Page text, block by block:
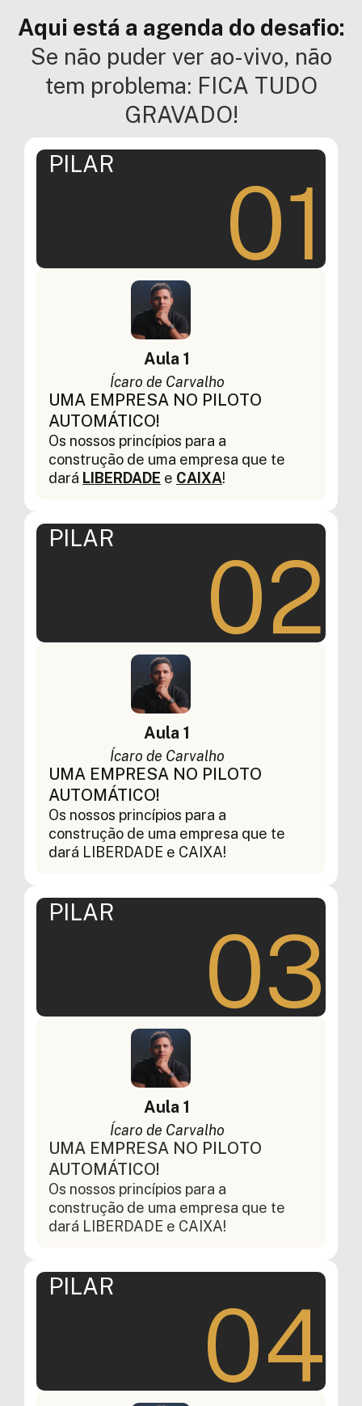
Aqui está a agenda do desafio:
Se não puder ver ao-vivo, não
tem problema: FICA TUDO
GRAVADO!
PILAR
01
Aula 1
Ícaro de Carvalho
UMA EMPRESA NO PILOTO
AUTOMÁTICO!
Os nossos princípios para a
construção de uma empresa que te
dará LIBERDADE e CAIXA!
PILAR
02
Aula 1
Ícaro de Carvalho
UMA EMPRESA NO PILOTO
AUTOMÁTICO!
Os nossos princípios para a
construção de uma empresa que te
dará LIBERDADE e CAIXA!
PILAR
03
Aula 1
Ícaro de Carvalho
UMA EMPRESA NO PILOTO
AUTOMÁTICO!
Os nossos princípios para a
construção de uma empresa que te
dará LIBERDADE e CAIXA!
PILAR
04